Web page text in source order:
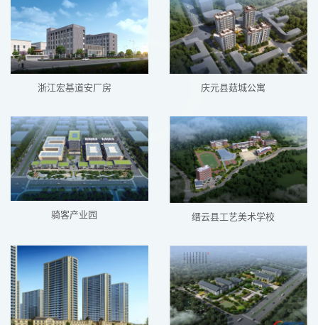
浙江宏基道安厂房 庆元县菇城公寓
骑客产业园 缙云县工艺美术学校